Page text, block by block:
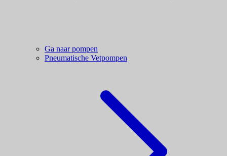
Ga naar pompen
Pneumatische Vetpompen